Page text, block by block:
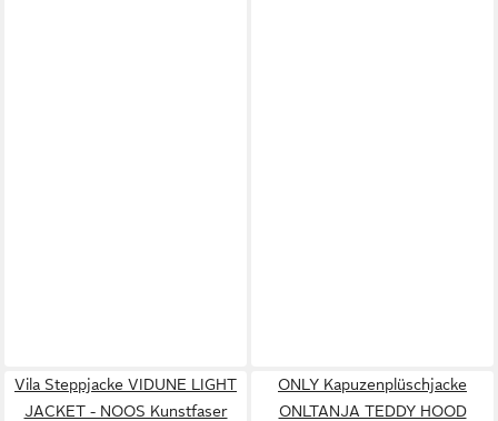
Vila Steppjacke VIDUNE LIGHT
JACKET - NOOS Kunstfaser
ONLY Kapuzenplüschjacke
ONLTANJA TEDDY HOOD